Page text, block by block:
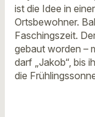
ist die Idee in
Ortsbewohner.
Faschingszeit.
gebaut worden –
darf „Jakob“, bis
die